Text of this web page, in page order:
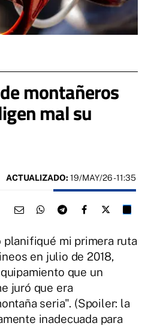
montañeros
mal su
ACTUALIZADO: 19/MAY/26 - 11:35
planifiqué mi primera ruta
en julio de 2018,
que un
juró que era
seria". (Spoiler: la
inadecuada para